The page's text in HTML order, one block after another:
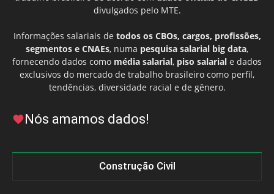
divulgados pelo MTE.
Informações salariais de todos os CBOs, cargos, profissões,
segmentos e CNAEs, numa pesquisa salarial big data,
fornecendo dados como média salarial, piso salarial e dados
exclusivos do mercado de trabalho brasileiro como perfil,
tendências, diversidade racial e de gênero.
Nós amamos dados!
Construção Civil